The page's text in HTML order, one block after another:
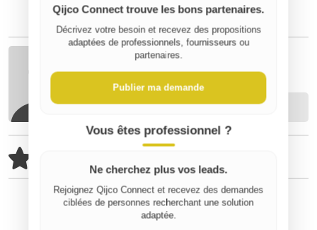
Véronique M
Contacter
⚠️ Signaler un contenu inapproprié
Qijco Connect trouve les bons partenaires.
Décrivez votre besoin et recevez des propositions
adaptées de professionnels, fournisseurs ou
partenaires.
Publier ma demande
Vous êtes professionnel ?
Ne cherchez plus vos leads.
Rejoignez Qijco Connect et recevez des demandes
ciblées de personnes recherchant une solution
adaptée.